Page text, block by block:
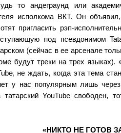
то андеграунд или
исполкома ВКТ. Он
пригласить рэп-
под псевдонимом
(сейчас в ее арсенале
будут треки на трех
не ждать, когда эта тема
у нас популярным лишь
татарский YouTube свободен,
«НИКТО НЕ ГОТОВ